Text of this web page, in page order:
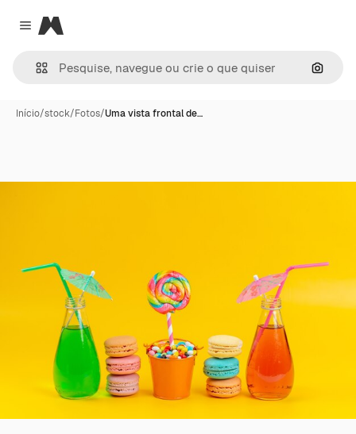
Close menu
Magnific
Início/stock/Fotos/Uma vista frontal de…